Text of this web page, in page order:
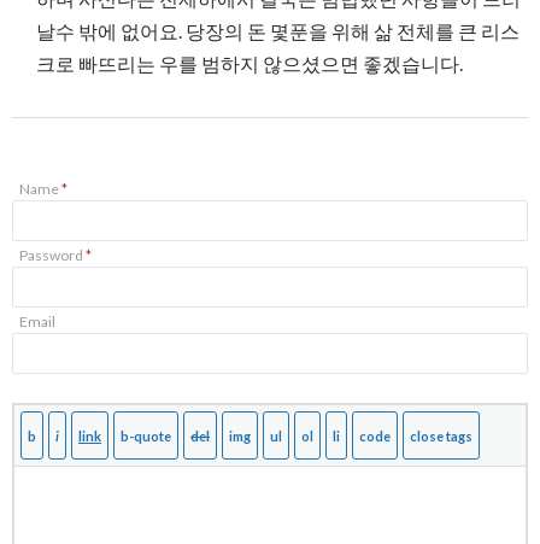
날수 밖에 없어요. 당장의 돈 몇푼을 위해 삶 전체를 큰 리스
크로 빠뜨리는 우를 범하지 않으셨으면 좋겠습니다.
Name*
Password *
Email